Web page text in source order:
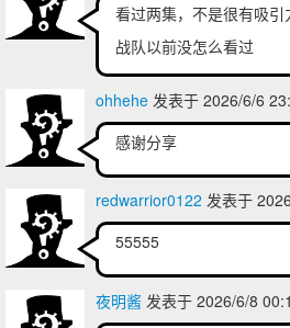
看过两集，不是很有吸引
战队以前没怎么看过
ohhehe 发表于 2026/6/6
感谢分享
redwarrior0122 发表于
55555
夜明酱 发表于 2026/6/8